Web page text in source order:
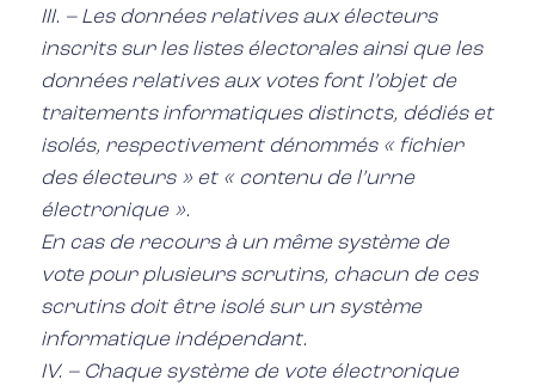
III. – Les données relatives aux électeurs
inscrits sur les listes électorales ainsi que les
données relatives aux votes font l’objet de
traitements informatiques distincts, dédiés et
isolés, respectivement dénommés « fichier
des électeurs » et « contenu de l’urne
électronique ».
En cas de recours à un même système de
vote pour plusieurs scrutins, chacun de ces
scrutins doit être isolé sur un système
informatique indépendant.
IV. – Chaque système de vote électronique